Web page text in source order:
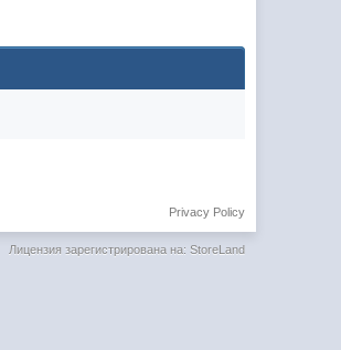
Privacy Policy
Лицензия зарегистрирована на: StoreLand